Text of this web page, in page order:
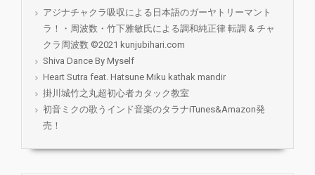
アジナチャクラ吸収による日本語のガーヤトリーマント
ラ！・周波数・竹下雅敏氏による調和純正律 転調 & チャ
クラ周波数 ©2021 kunjubihari.com
Shiva Dance By Myself
Heart Sutra feat. Hatsune Miku kathak mandir
掛川城竹之丸超初心者カタック教室
初音ミクの歌うインド音楽のタラナiTunes&Amazon発
売！